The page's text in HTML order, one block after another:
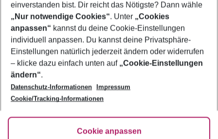
Footer
Footer navigation
Über uns
AGB
Bestpreisgarantie
Cookie-Einstellungen ändern
Cookie-Richtlinie
Agenturbetreuung
Barrierefreies Reisen
FAQ
HanseMerkur Reiseversicherung
Folge uns
einverstanden bist. Dir reicht das Nötigste? Dann wähle
„Nur notwendige Cookies“. Unter „Cookies
anpassen“ kannst du deine Cookie-Einstellungen
individuell anpassen. Du kannst deine Privatsphäre-
Einstellungen natürlich jederzeit ändern oder widerrufen
– klicke dazu einfach unten auf „Cookie-Einstellungen
ändern“.
Datenschutz-Informationen
Impressum
Cookie/Tracking-Informationen
Cookie anpassen